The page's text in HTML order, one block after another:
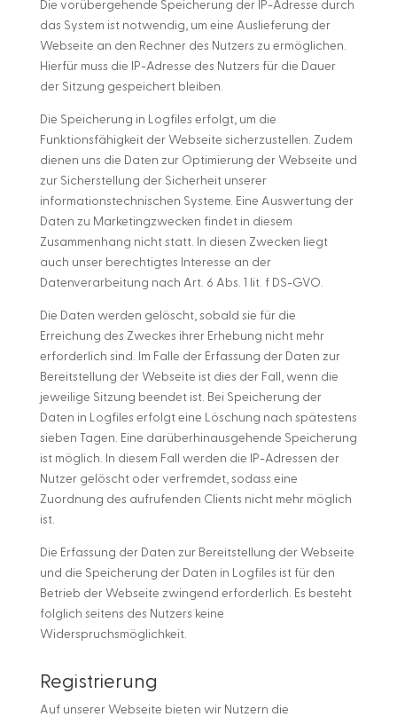
Die vorübergehende Speicherung der IP-Adresse durch
das System ist notwendig, um eine Auslieferung der
Webseite an den Rechner des Nutzers zu ermöglichen.
Hierfür muss die IP-Adresse des Nutzers für die Dauer
der Sitzung gespeichert bleiben.
Die Speicherung in Logfiles erfolgt, um die
Funktionsfähigkeit der Webseite sicherzustellen. Zudem
dienen uns die Daten zur Optimierung der Webseite und
zur Sicherstellung der Sicherheit unserer
informationstechnischen Systeme. Eine Auswertung der
Daten zu Marketingzwecken findet in diesem
Zusammenhang nicht statt. In diesen Zwecken liegt
auch unser berechtigtes Interesse an der
Datenverarbeitung nach Art. 6 Abs. 1 lit. f DS-GVO.
Die Daten werden gelöscht, sobald sie für die
Erreichung des Zweckes ihrer Erhebung nicht mehr
erforderlich sind. Im Falle der Erfassung der Daten zur
Bereitstellung der Webseite ist dies der Fall, wenn die
jeweilige Sitzung beendet ist. Bei Speicherung der
Daten in Logfiles erfolgt eine Löschung nach spätestens
sieben Tagen. Eine darüberhinausgehende Speicherung
ist möglich. In diesem Fall werden die IP-Adressen der
Nutzer gelöscht oder verfremdet, sodass eine
Zuordnung des aufrufenden Clients nicht mehr möglich
ist.
Die Erfassung der Daten zur Bereitstellung der Webseite
und die Speicherung der Daten in Logfiles ist für den
Betrieb der Webseite zwingend erforderlich. Es besteht
folglich seitens des Nutzers keine
Widerspruchsmöglichkeit.
Registrierung
Auf unserer Webseite bieten wir Nutzern die